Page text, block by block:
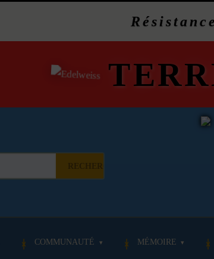
COMMUNAUTÉ MÉMOIRE